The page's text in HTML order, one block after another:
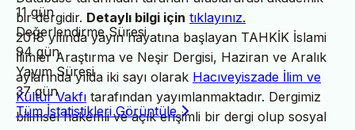
bir dergidir. Detaylı bilgi için tıklayınız.
2018 yılında yayın hayatına başlayan TAHKİK İslami
İlimler Araştırma ve Neşir Dergisi, Haziran ve Aralık
aylarında yılda iki sayı olarak Hacıveyiszade İlim ve
Kültür Vakfı tarafından yayımlanmaktadır. Dergimiz
bilimsel hakemli ve açık erişimli bir dergi olup sosyal
11 gün
Değerlendirme Süresi
94 gün
Yayım Süresi
37 gün
Tüm İstatistikleri Görüntüle